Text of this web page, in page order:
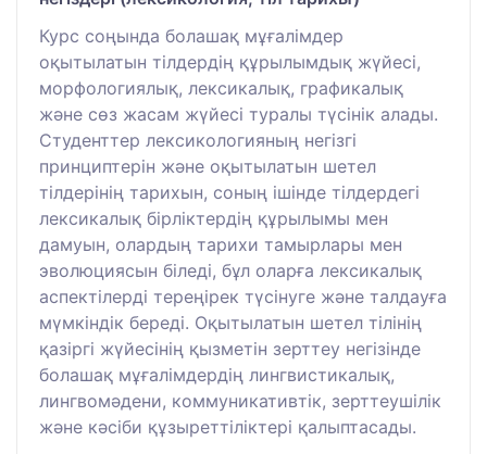
Курс соңында болашақ мұғалімдер
оқытылатын тілдердің құрылымдық жүйесі,
морфологиялық, лексикалық, графикалық
және сөз жасам жүйесі туралы түсінік алады.
Студенттер лексикологияның негізгі
принциптерін және оқытылатын шетел
тілдерінің тарихын, соның ішінде тілдердегі
лексикалық бірліктердің құрылымы мен
дамуын, олардың тарихи тамырлары мен
эволюциясын біледі, бұл оларға лексикалық
аспектілерді тереңірек түсінуге және талдауға
мүмкіндік береді. Оқытылатын шетел тілінің
қазіргі жүйесінің қызметін зерттеу негізінде
болашақ мұғалімдердің лингвистикалық,
лингвомәдени, коммуникативтік, зерттеушілік
және кәсіби құзыреттіліктері қалыптасады.